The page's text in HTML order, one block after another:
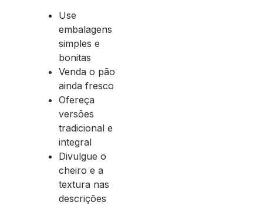
Use
embalagens
simples e
bonitas
Venda o pão
ainda fresco
Ofereça
versões
tradicional e
integral
Divulgue o
cheiro e a
textura nas
descrições